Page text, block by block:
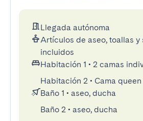
Llegada autónoma
Artículos de aseo, toallas y
incluidos
Habitación 1 • 2 camas
Habitación 2 • Cama
Baño 1 • aseo, ducha
Baño 2 • aseo, ducha